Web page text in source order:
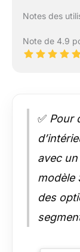
Notes des
Note de 4.9
✅ Pour
avec
modèle
des